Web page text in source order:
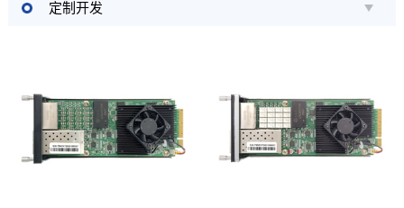
定制开发